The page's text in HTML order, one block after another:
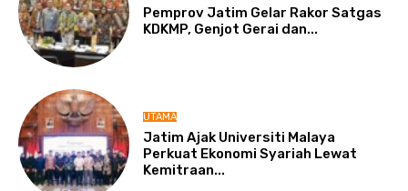
Pemprov Jatim Gelar Rakor Satgas
KDKMP, Genjot Gerai dan...
UTAMA
Jatim Ajak Universiti Malaya
Perkuat Ekonomi Syariah Lewat
Kemitraan...